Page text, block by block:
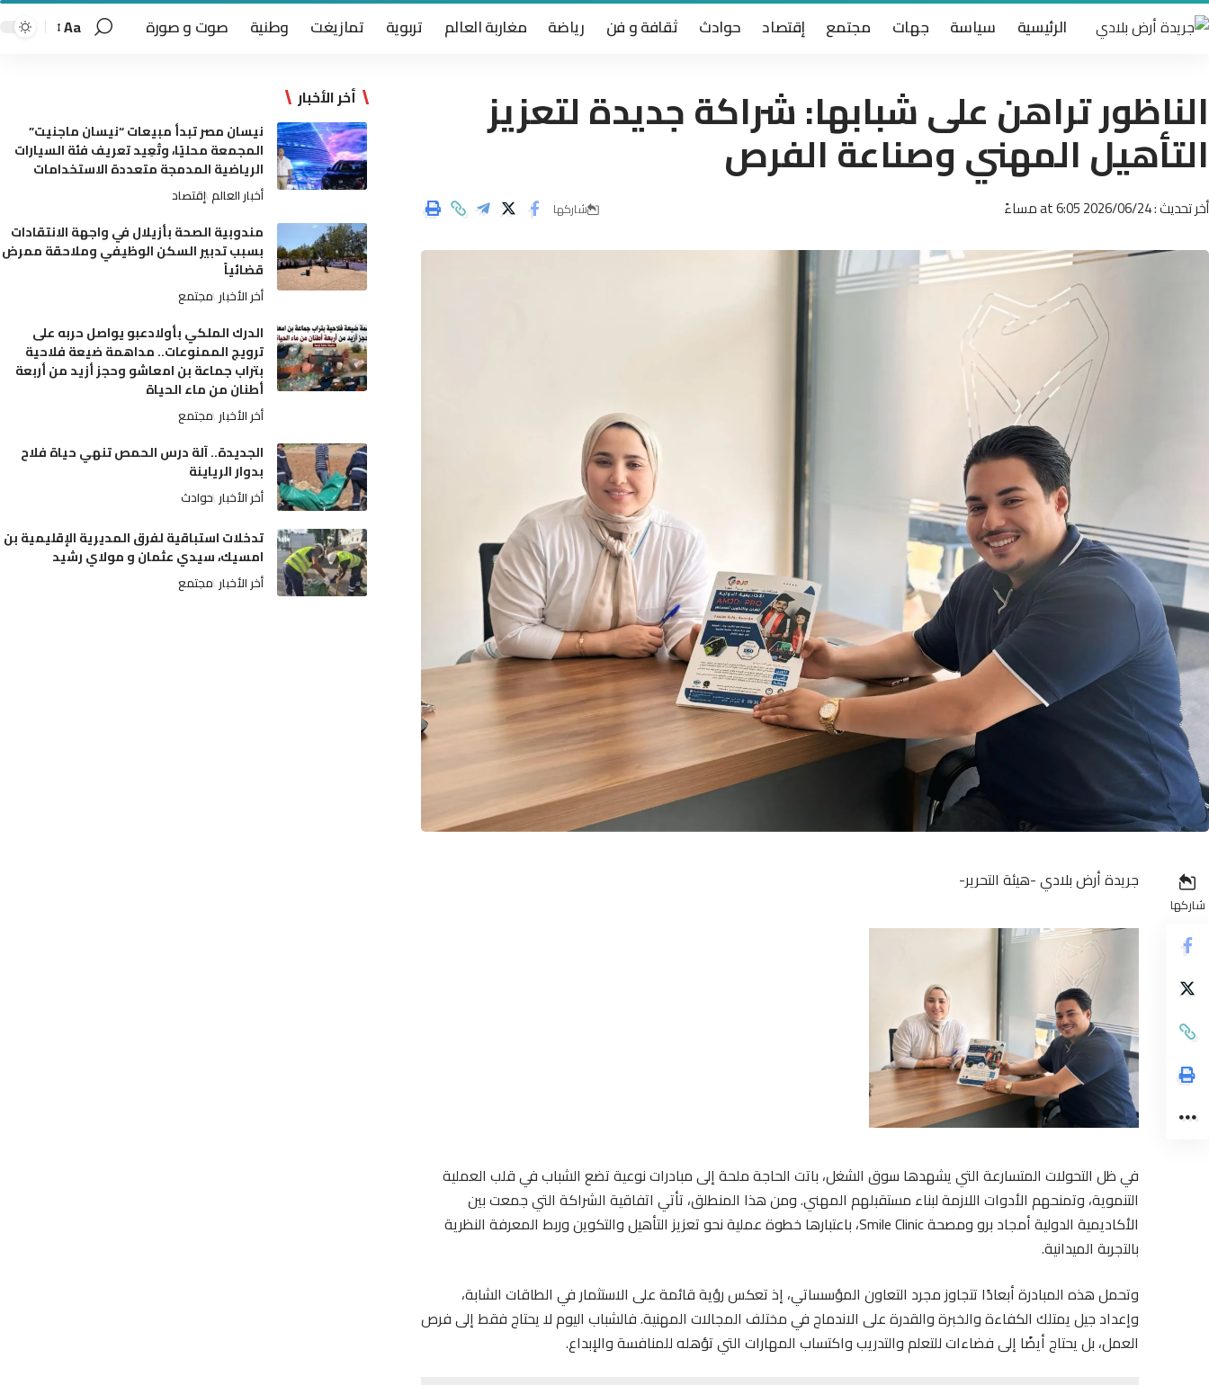
الرئيسية سياسة جهات مجتمع إقتصاد حوادث ثقافة و فن رياضة مغاربة العالم تربوية تمازيغت وطنية صوت و صورة Aa
الناظور تراهن على شبابها: شراكة جديدة لتعزيز
التأهيل المهني وصناعة الفرص
أخر تحديث : 2026/06/24 at 6:05 مساءً شاركها
شاركها
جريدة أرض بلادي -هيئة التحرير-
في ظل التحولات المتسارعة التي يشهدها سوق الشغل، باتت الحاجة ملحة إلى مبادرات نوعية تضع الشباب في قلب العملية
التنموية، وتمنحهم الأدوات اللازمة لبناء مستقبلهم المهني. ومن هذا المنطلق، تأتي اتفاقية الشراكة التي جمعت بين
الأكاديمية الدولية أمجاد برو ومصحة Smile Clinic، باعتبارها خطوة عملية نحو تعزيز التأهيل والتكوين وربط المعرفة النظرية
بالتجربة الميدانية.
وتحمل هذه المبادرة أبعادًا تتجاوز مجرد التعاون المؤسساتي، إذ تعكس رؤية قائمة على الاستثمار في الطاقات الشابة،
وإعداد جيل يمتلك الكفاءة والخبرة والقدرة على الاندماج في مختلف المجالات المهنية. فالشباب اليوم لا يحتاج فقط إلى فرص
العمل، بل يحتاج أيضًا إلى فضاءات للتعلم والتدريب واكتساب المهارات التي تؤهله للمنافسة والإبداع.
أخر الأخبار
نيسان مصر تبدأ مبيعات “نيسان ماجنيت”
المجمعة محليًا، وتُعِيد تعريف فئة السيارات
الرياضية المدمجة متعددة الاستخدامات
أخبار العالم إقتصاد
مندوبية الصحة بأزيلال في واجهة الانتقادات
بسبب تدبير السكن الوظيفي وملاحقة ممرض
قضائياً
أخر الأخبار مجتمع
الدرك الملكي بأولادعبو يواصل حربه على
ترويج الممنوعات.. مداهمة ضيعة فلاحية
بتراب جماعة بن امعاشو وحجز أزيد من أربعة
أطنان من ماء الحياة
أخر الأخبار مجتمع
الجديدة.. آلة درس الحمص تنهي حياة فلاح
بدوار الرياينة
أخر الأخبار حوادث
تدخلات استباقية لفرق المديرية الإقليمية بن
امسيك، سيدي عثمان و مولاي رشيد
أخر الأخبار مجتمع